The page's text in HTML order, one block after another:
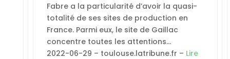
Fabre a la particularité d’avoir la quasi-
totalité de ses sites de production en
France. Parmi eux, le site de Gaillac
concentre toutes les attentions…
2022-06-29 – toulouse.latribune.fr – Lire